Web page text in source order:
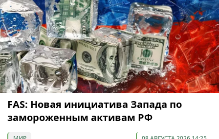
FAS: Новая инициатива Запада по
замороженным активам РФ